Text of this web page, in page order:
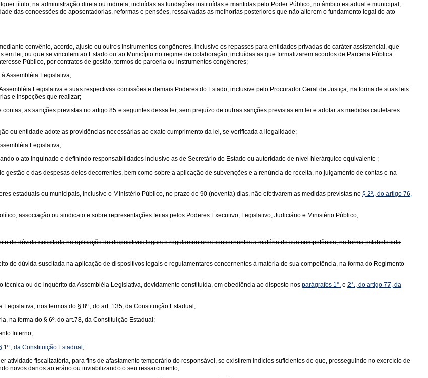
título, na administração direta ou indireta, incluídas as fundações instituídas e mantidas pelo Poder Público, no âmbito estadual e municipal,
das concessões de aposentadorias, reformas e pensões, ressalvadas as melhorias posteriores que não alterem o fundamento legal do ato
convênio, acordo, ajuste ou outros instrumentos congêneres, inclusive os repasses para entidades privadas de caráter assistencial, que
lei, ou que se vinculem ao Estado ou ao Município no regime de colaboração, incluídas as que formalizarem acordos de Parceria Pública
Público, por contratos de gestão, termos de parceria ou instrumentos congêneres;
Assembléia Legislativa;
Legislativa e suas respectivas comissões e demais Poderes do Estado, inclusive pelo Procurador Geral de Justiça, na forma de suas leis
e inspeções que realizar;
as sanções previstas no artigo 85 e seguintes dessa lei, sem prejuízo de outras sanções previstas em lei e adotar as medidas cautelares
ou entidade adote as providências necessárias ao exato cumprimento da lei, se verificada a ilegalidade;
Legislativa;
o ato inquinado e definindo responsabilidades inclusive as de Secretário de Estado ou autoridade de nível hierárquico equivalente ;
e das despesas deles decorrentes, bem como sobre a aplicação de subvenções e a renúncia de receita, no julgamento de contas e na
estaduais ou municipais, inclusive o Ministério Público, no prazo de 90 (noventa) dias, não efetivarem as medidas previstas no § 2º., do artigo 76,
associação ou sindicato e sobre representações feitas pelos Poderes Executivo, Legislativo, Judiciário e Ministério Público;
de dúvida suscitada na aplicação de dispositivos legais e regulamentares concernentes a matéria de sua competência, na forma estabelecida
de dúvida suscitada na aplicação de dispositivos legais e regulamentares concernentes à matéria de sua competência, na forma do Regimento
ou de inquérito da Assembléia Legislativa, devidamente constituída, em obediência ao disposto nos parágrafos 1°. e 2°., do artigo 77, da
nos termos do § 8º., do art. 135, da Constituição Estadual;
na forma do § 6º. do art.78, da Constituição Estadual;
Interno;
1º., da Constituição Estadual ;
atividade fiscalizatória, para fins de afastamento temporário do responsável, se existirem indícios suficientes de que, prosseguindo no exercício de
novos danos ao erário ou inviabilizando o seu ressarcimento;